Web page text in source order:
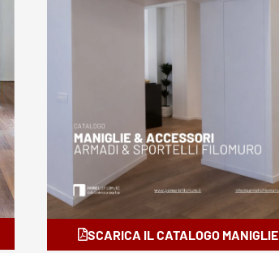
SCARICA IL CATALOGO MANIGLIE